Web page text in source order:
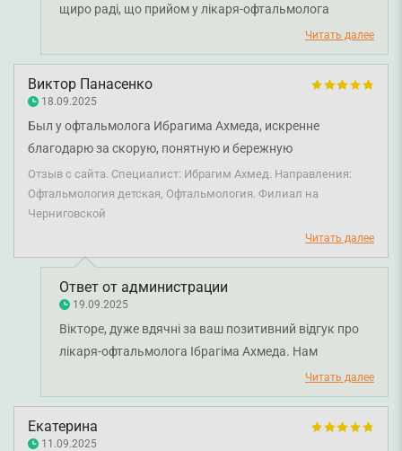
щиро раді, що прийом у лікаря-офтальмолога
Ахмеда Ібрагіма був для вас комфортним і
професійним. Дуже цінуємо вашу рекомендацію і
довіру. Бажаємо вам міцного здоров'я!
Читать далее
Виктор Панасенко
18.09.2025
Был у офтальмолога Ибрагима Ахмеда, искренне
благодарю за скорую, понятную и бережную
консультацию. Внимательно выслушал и
профессионально объяснил мое состояние и дал
понятные рекомендации, а также выписал лечение с
объяснениями, как лучше действовать. Отдельно хочу
отметить персонал клиники, все такие милые, встречают,
опекают, впечатление как у добрых друзей дома, спасибо.
Рекомендую Smart Medical.
Отзыв с сайта. Специалист: Ибрагим Ахмед. Направления:
Офтальмология детская, Офтальмология. Филиал на
Черниговской
Читать далее
Ответ от администрации
19.09.2025
Вікторе, дуже вдячні за ваш позитивний відгук про
лікаря-офтальмолога Ібрагіма Ахмеда. Нам
надзвичайно приємно, що ви високо оцінили
професіоналізм лікаря та турботу команди клініки.
Ваша довіра та рекомендація — найкраща нагорода
для нас. Бажаємо вам міцного здоров'я!
Читать далее
Екатерина
11.09.2025